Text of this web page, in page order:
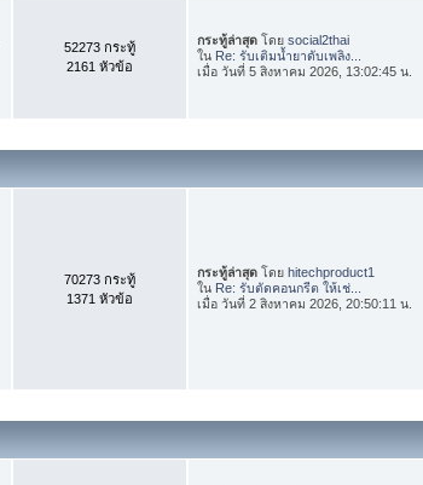
52273 กระทู้
2161 หัวข้อ
กระทู้ล่าสุด โดยsocial2thai
ใน Re: รับเติมน้ำยาดับเพลิง...
เมื่อ วันที่ 5 สิงหาคม 2026, 13:02:45 น.
70273 กระทู้
1371 หัวข้อ
กระทู้ล่าสุด โดยhitechproduct1
ใน Re: รับตัดคอนกรีต ให้เช่...
เมื่อ วันที่ 2 สิงหาคม 2026, 20:50:11 น.